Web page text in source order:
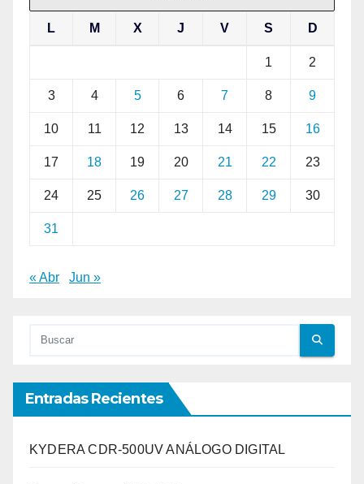
L M X J V S D
1 2
3 4 5 6 7 8 9
10 11 12 13 14 15 16
17 18 19 20 21 22 23
24 25 26 27 28 29 30
31
« Abr Jun »
Entradas Recientes
KYDERA CDR-500UV ANÁLOGO DIGITAL